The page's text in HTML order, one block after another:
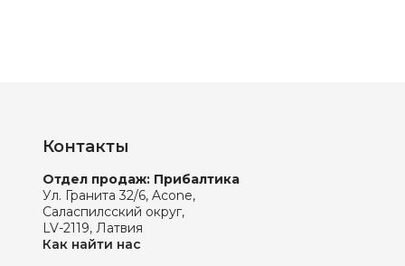
Контакты
Отдел продаж: Прибалтика
Ул. Гранита 32/6, Acone,
Саласпилсский округ,
LV-2119, Латвия
Как найти нас